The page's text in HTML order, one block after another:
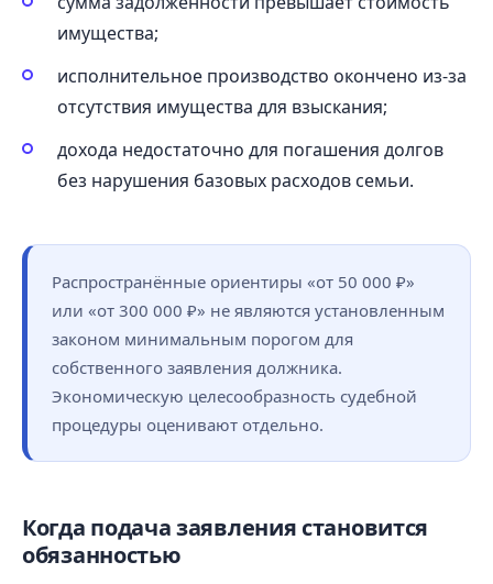
имущества;
исполнительное производство окончено из-за
отсутствия имущества для взыскания;
дохода недостаточно для погашения долгов
без нарушения базовых расходов семьи.
Распространённые ориентиры «от 50 000 ₽»
или «от 300 000 ₽» не являются установленным
законом минимальным порогом для
собственного заявления должника.
Экономическую целесообразность судебной
процедуры оценивают отдельно.
Когда подача заявления становится
обязанностью